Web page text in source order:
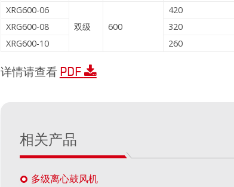
XRG600-06
双级
600
420
XRG600-08 320
XRG600-10
260
详情请查看 PDF
相关产品
多级离心鼓风机